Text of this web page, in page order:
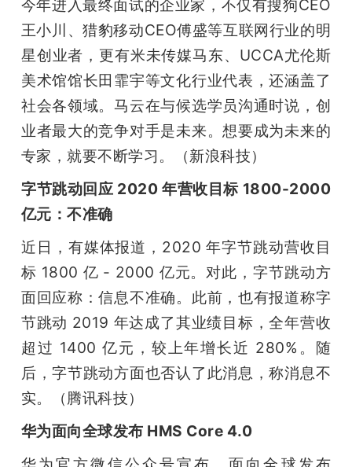
今年进入最终面试的企业家，不仅有搜狗CEO
王小川、猎豹移动CEO傅盛等互联网行业的明
星创业者，更有米未传媒马东、UCCA尤伦斯
美术馆馆长田霏宇等文化行业代表，还涵盖了
社会各领域。马云在与候选学员沟通时说，创
业者最大的竞争对手是未来。想要成为未来的
专家，就要不断学习。（新浪科技）
字节跳动回应 2020 年营收目标 1800-2000
亿元：不准确
近日，有媒体报道，2020 年字节跳动营收目
标 1800 亿 - 2000 亿元。对此，字节跳动方
面回应称：信息不准确。此前，也有报道称字
节跳动 2019 年达成了其业绩目标，全年营收
超过 1400 亿元，较上年增长近 280%。随
后，字节跳动方面也否认了此消息，称消息不
实。（腾讯科技）
华为面向全球发布 HMS Core 4.0